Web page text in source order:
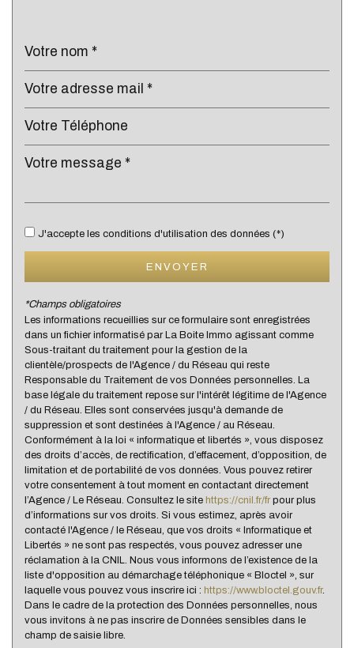
Mairie
statistiques
Propriétaires (vs. locataires)
Habitants de moins de 25 ans
33,98 %
Habitants de 25 à 55 ans
40,14 %
Habitants de plus de 55 ans
Nombre d'enfants par famille
1,05
Familles sans enfant
Familles avec 1 ou 2 enfants
45,26 %
Maisons
66,51 %
Appartements
33,49 %
Familles avec 3 enfants
J'accepte les conditions d'utilisation des données (*)
ENVOYER
*Champs obligatoires
Les informations recueillies sur ce formulaire sont enregistrées
dans un fichier informatisé par La Boite Immo agissant comme
Sous-traitant du traitement pour la gestion de la
clientèle/prospects de l'Agence / du Réseau qui reste
Responsable du Traitement de vos Données personnelles. La
base légale du traitement repose sur l'intérêt légitime de l'Agence
/ du Réseau. Elles sont conservées jusqu'à demande de
suppression et sont destinées à l'Agence / au Réseau.
Conformément à la loi « informatique et libertés », vous disposez
des droits d’accès, de rectification, d’effacement, d’opposition, de
limitation et de portabilité de vos données. Vous pouvez retirer
votre consentement à tout moment en contactant directement
l’Agence / Le Réseau. Consultez le site https://cnil.fr/fr pour plus
d’informations sur vos droits. Si vous estimez, après avoir
contacté l'Agence / le Réseau, que vos droits « Informatique et
Libertés » ne sont pas respectés, vous pouvez adresser une
réclamation à la CNIL. Nous vous informons de l’existence de la
liste d'opposition au démarchage téléphonique « Bloctel », sur
laquelle vous pouvez vous inscrire ici : https://www.bloctel.gouv.fr.
Dans le cadre de la protection des Données personnelles, nous
vous invitons à ne pas inscrire de Données sensibles dans le
champ de saisie libre.